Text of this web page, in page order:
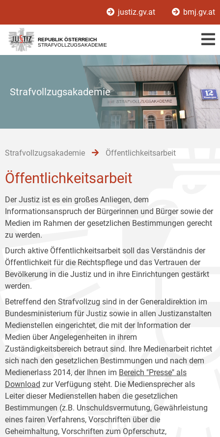
[1]
[2]
[3]
justiz.gv.at bmj.gv.at
REPUBLIK ÖSTERREICH
STRAFVOLLZUGSAKADEMIE
Strafvollzugsakademie
Strafvollzugsakademie Öffentlichkeitsarbeit
Öffentlichkeitsarbeit
Der Justiz ist es ein großes Anliegen, dem
Informationsanspruch der Bürgerinnen und Bürger sowie der
Medien im Rahmen der gesetzlichen Bestimmungen gerecht
zu werden.
Durch aktive Öffentlichkeitsarbeit soll das Verständnis der
Öffentlichkeit für die Rechtspflege und das Vertrauen der
Bevölkerung in die Justiz und in ihre Einrichtungen gestärkt
werden.
Betreffend den Strafvollzug sind in der Generaldirektion im
Bundesministerium für Justiz sowie in allen Justizanstalten
Medienstellen eingerichtet, die mit der Information der
Medien über Angelegenheiten in ihrem
Zuständigkeitsbereich betraut sind. Ihre Medienarbeit richtet
sich nach den gesetzlichen Bestimmungen und nach dem
Medienerlass 2014, der Ihnen im Bereich "Presse" als
Download zur Verfügung steht. Die Mediensprecher als
Leiter dieser Medienstellen haben die gesetzlichen
Bestimmungen (z.B. Unschuldsvermutung, Gewährleistung
eines fairen Verfahrens, Vorschriften über die
Geheimhaltung, Vorschriften zum Opferschutz,